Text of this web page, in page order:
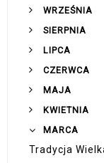
WRZEŚNIA
SIERPNIA
LIPCA
CZERWCA
MAJA
KWIETNIA
MARCA
Tradycja